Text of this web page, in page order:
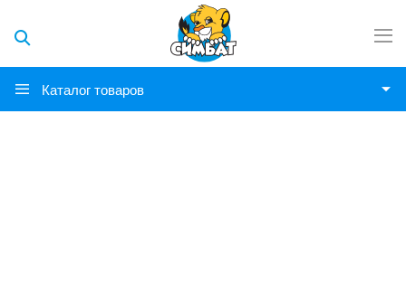
Каталог товаров